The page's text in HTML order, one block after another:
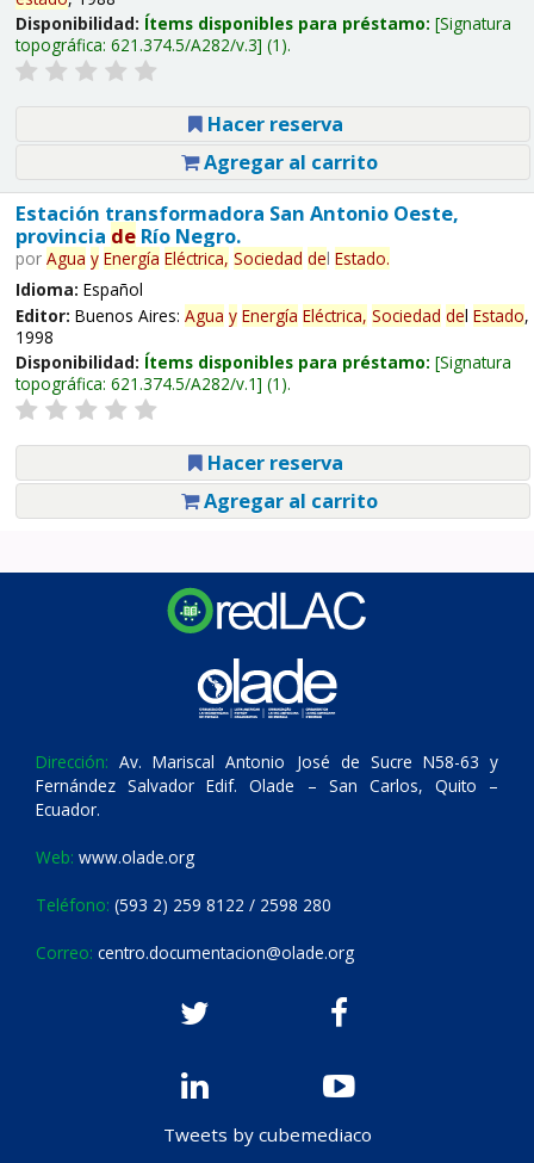
Disponibilidad: Ítems disponibles para préstamo: Signatura
topográfica: 621.374.5/A282/v.3 (1).
Hacer reserva
Agregar al carrito
Estación transformadora San Antonio Oeste,
provincia deRío Negro.
por Agua y Energía Eléctrica, Sociedad del Estado.
Idioma: Español
Editor: Buenos Aires: Agua y Energía Eléctrica, Sociedad del Estado,
1998
Disponibilidad: Ítems disponibles para préstamo: Signatura
topográfica: 621.374.5/A282/v.1 (1).
Hacer reserva
Agregar al carrito
Dirección: Av. Mariscal Antonio José de Sucre N58-63 y
Fernández Salvador Edif. Olade – San Carlos, Quito –
Ecuador.
Web: www.olade.org
Teléfono: (593 2) 259 8122 / 2598 280
Correo: centro.documentacion@olade.org
Tweets by cubemediaco